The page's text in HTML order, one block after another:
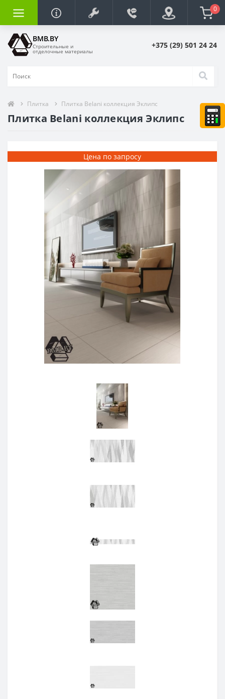
0
BMB.BY
Строительные и
отделочные материалы
+375 (29) 501 24 24
Плитка Плитка Belani коллекция Эклипс
Плитка Belani коллекция Эклипс
Цена по запросу